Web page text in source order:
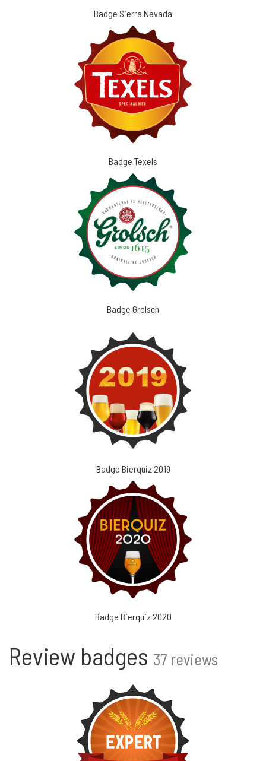
Badge Sierra Nevada
Badge Texels
Badge Grolsch
Badge Bierquiz 2019
Badge Bierquiz 2020
Review badges 37 reviews